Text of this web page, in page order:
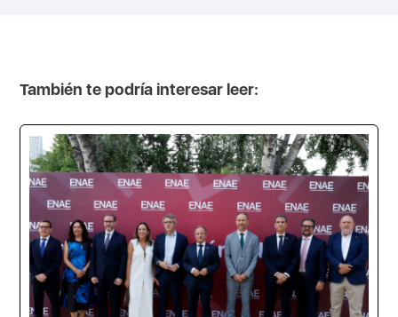
También te podría interesar leer: